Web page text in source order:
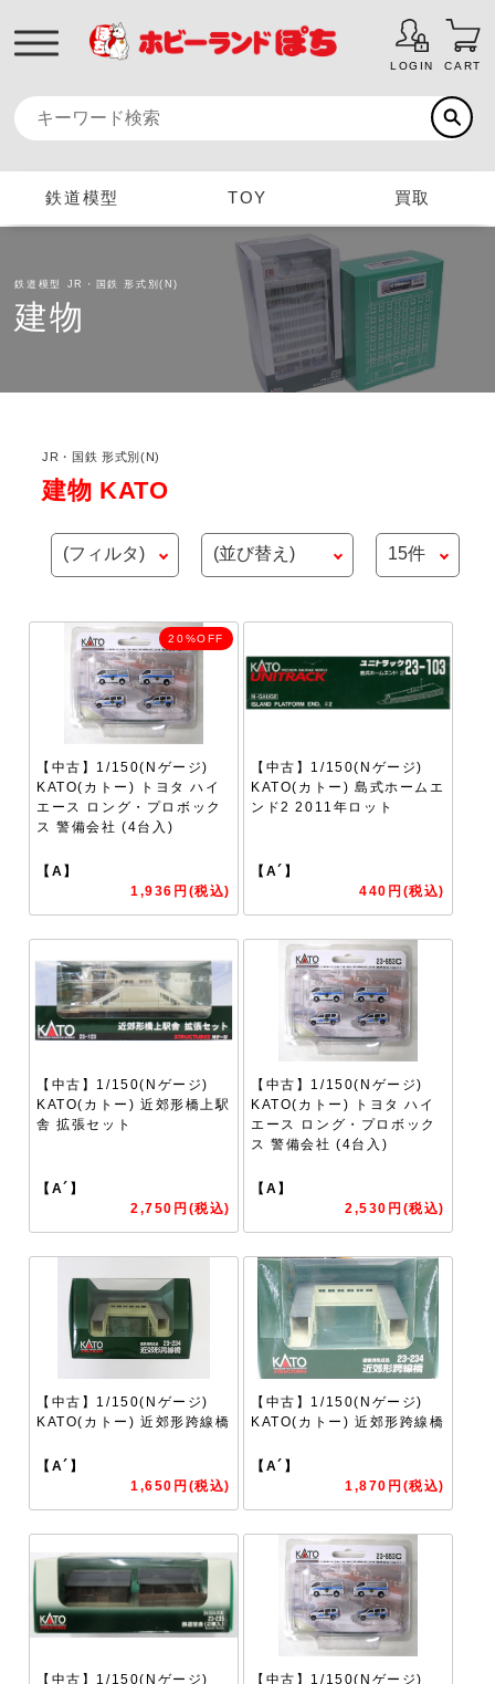
LOGIN CART
鉄道模型 TOY 買取
鉄道模型 JR・国鉄 形式別(N)
建物
JR・国鉄 形式別(N)
建物 KATO
20%OFF
【中古】1/150(Nゲージ)
KATO(カトー) トヨタ ハイ
エース ロング・プロボック
ス 警備会社 (4台入)
【A】
1,936円(税込)
【中古】1/150(Nゲージ)
KATO(カトー) 島式ホームエ
ンド2 2011年ロット
【A´】
440円(税込)
【中古】1/150(Nゲージ)
KATO(カトー) 近郊形橋上駅
舎 拡張セット
【A´】
2,750円(税込)
【中古】1/150(Nゲージ)
KATO(カトー) トヨタ ハイ
エース ロング・プロボック
ス 警備会社 (4台入)
【A】
2,530円(税込)
【中古】1/150(Nゲージ)
KATO(カトー) 近郊形跨線橋
【A´】
1,650円(税込)
【中古】1/150(Nゲージ)
KATO(カトー) 近郊形跨線橋
【A´】
1,870円(税込)
【中古】1/150(Nゲージ)
【中古】1/150(Nゲージ)